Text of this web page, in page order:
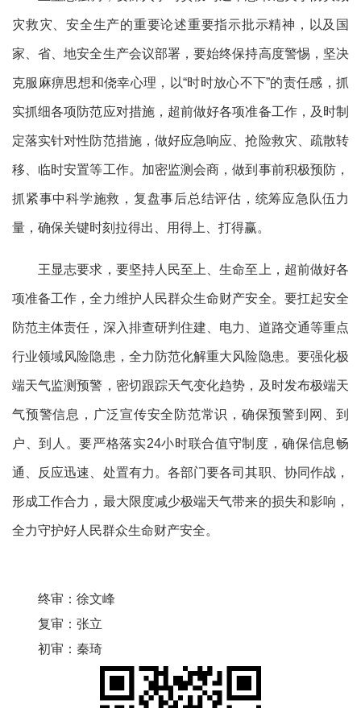
灾救灾、安全生产的重要论述重要指示批示精神，以及国
家、省、地安全生产会议部署，要始终保持高度警惕，坚决
克服麻痹思想和侥幸心理，以“时时放心不下”的责任感，抓
实抓细各项防范应对措施，超前做好各项准备工作，及时制
定落实针对性防范措施，做好应急响应、抢险救灾、疏散转
移、临时安置等工作。加密监测会商，做到事前积极预防，
抓紧事中科学施救，复盘事后总结评估，统筹应急队伍力
量，确保关键时刻拉得出、用得上、打得赢。
王显志要求，要坚持人民至上、生命至上，超前做好各
项准备工作，全力维护人民群众生命财产安全。要扛起安全
防范主体责任，深入排查研判住建、电力、道路交通等重点
行业领域风险隐患，全力防范化解重大风险隐患。要强化极
端天气监测预警，密切跟踪天气变化趋势，及时发布极端天
气预警信息，广泛宣传安全防范常识，确保预警到网、到
户、到人。要严格落实24小时联合值守制度，确保信息畅
通、反应迅速、处置有力。各部门要各司其职、协同作战，
形成工作合力，最大限度减少极端天气带来的损失和影响，
全力守护好人民群众生命财产安全。
终审： 徐文峰
复审： 张立
初审： 秦琦